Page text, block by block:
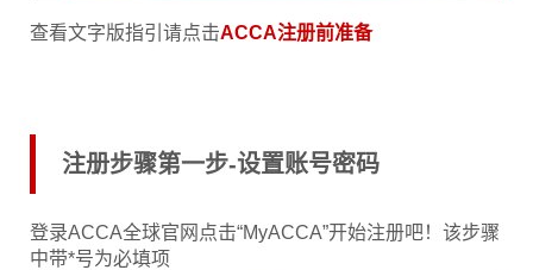
查看文字版指引请点击ACCA注册前准备
注册步骤第一步-设置账号密码
登录ACCA全球官网点击“MyACCA”开始注册吧！该步骤
中带*号为必填项